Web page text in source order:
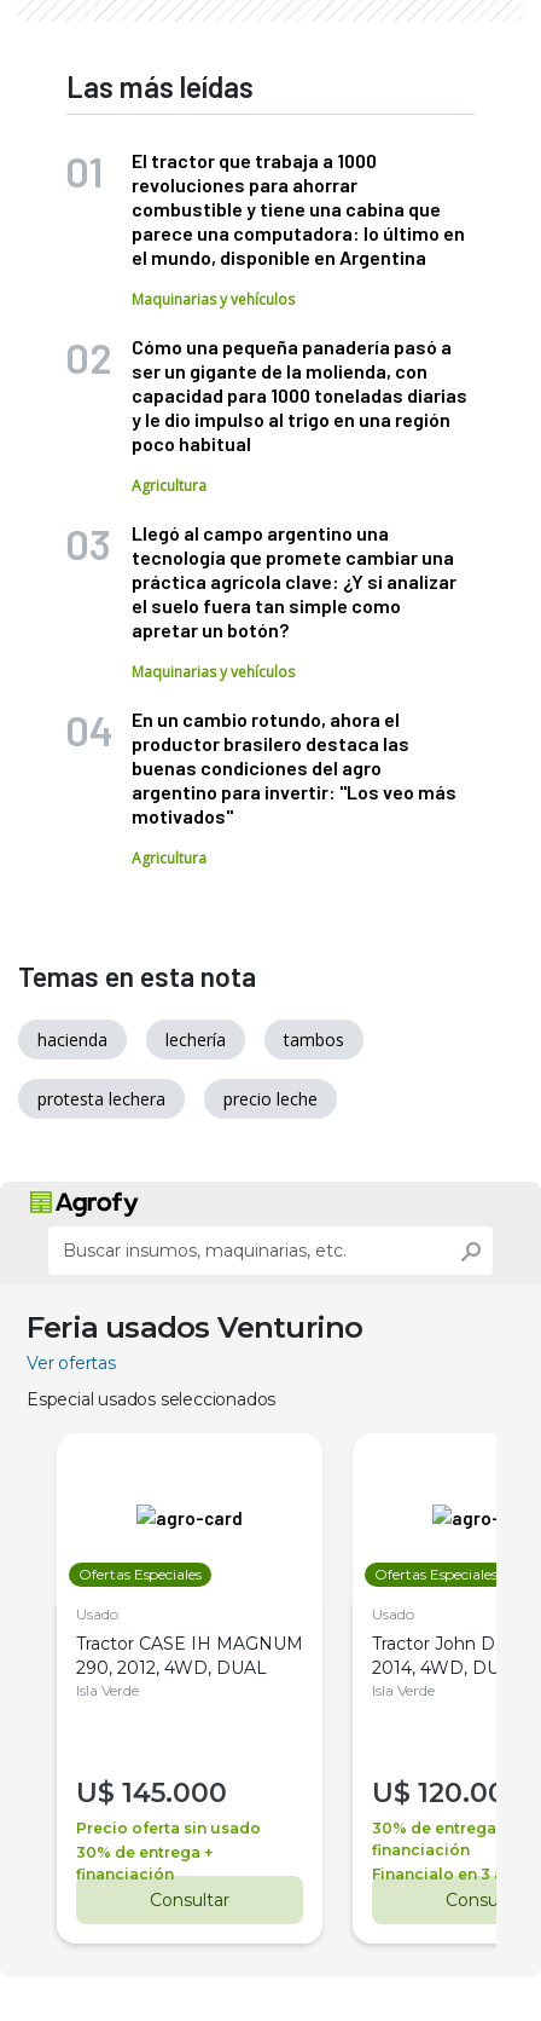
Las más leídas
El tractor que trabaja a 1000
revoluciones para ahorrar
combustible y tiene una cabina que
parece una computadora: lo último en
el mundo, disponible en Argentina
Maquinarias y vehículos
Cómo una pequeña panadería pasó a
ser un gigante de la molienda, con
capacidad para 1000 toneladas diarias
y le dio impulso al trigo en una región
poco habitual
Agricultura
Llegó al campo argentino una
tecnología que promete cambiar una
práctica agrícola clave: ¿Y si analizar
el suelo fuera tan simple como
apretar un botón?
Maquinarias y vehículos
En un cambio rotundo, ahora el
productor brasilero destaca las
buenas condiciones del agro
argentino para invertir: "Los veo más
motivados"
Agricultura
Temas en esta nota
hacienda lechería tambos
protesta lechera precio leche
Feria usados Venturino
Ver ofertas
Especial usados seleccionados
Ofertas Especiales
Usado
Tractor CASE IH MAGNUM
290, 2012, 4WD, DUAL
Isla Verde
U$ 145.000
Precio oferta sin usado
30% de entrega +
financiación
Consultar
Ofertas Especiales
Usado
Tractor John Deere
2014, 4WD, DUAL
Isla Verde
U$ 120.000
30% de entrega +
financiación
Financialo en 3 años
Consultar